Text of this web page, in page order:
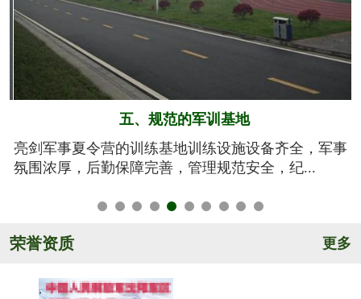
六、系统的安全保障
我们将安全视为生命，安全高于一切！从孩子训练期
间的衣、食、住、行全方位有效管控，由生活...
荣誉资质 更多